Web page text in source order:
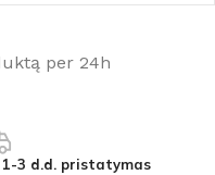
per 24h
1-3 d.d. pristatymas